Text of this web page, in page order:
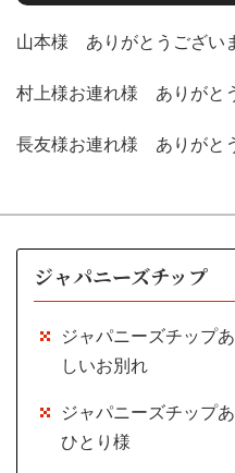
山本様 ありがとうござい
村上様お連れ様 ありがと
長友様お連れ様 ありがと
ジャパニーズチップ
ジャパニーズチップ
しいお別れ
ジャパニーズチップ
ひとり様